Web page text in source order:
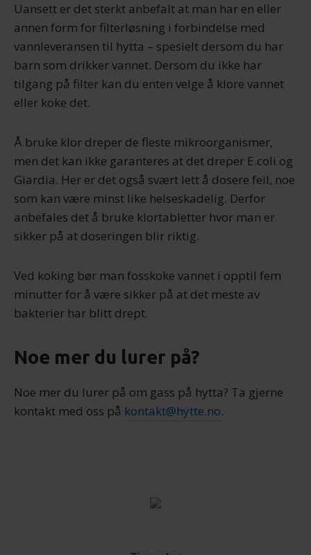
Uansett er det sterkt anbefalt at man har en eller
annen form for filterløsning i forbindelse med
vannleveransen til hytta – spesielt dersom du har
barn som drikker vannet. Dersom du ikke har
tilgang på filter kan du enten velge å klore vannet
eller koke det.
Å bruke klor dreper de fleste mikroorganismer,
men det kan ikke garanteres at det dreper E.coli og
Giardia. Her er det også svært lett å dosere feil, noe
som kan være minst like helseskadelig. Derfor
anbefales det å bruke klortabletter hvor man er
sikker på at doseringen blir riktig.
Ved koking bør man fosskoke vannet i opptil fem
minutter for å være sikker på at det meste av
bakterier har blitt drept.
Noe mer du lurer på?
Noe mer du lurer på om gass på hytta? Ta gjerne
kontakt med oss på kontakt@hytte.no.